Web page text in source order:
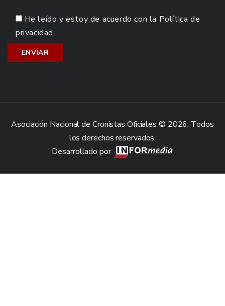
He leído y estoy de acuerdo con la Política de
privacidad
Asociación Nacional de Cronistas Oficiales © 2026. Todos
los derechos reservados.
Desarrollado por